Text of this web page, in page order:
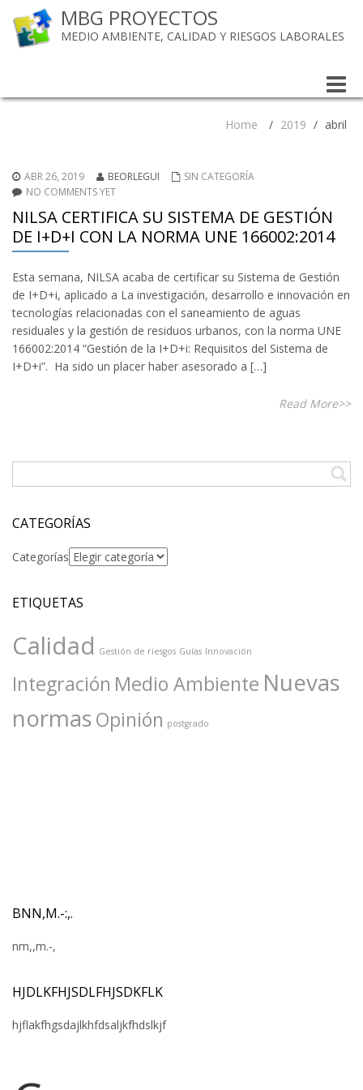
MBG PROYECTOS
MEDIO AMBIENTE, CALIDAD Y RIESGOS LABORALES
Toggle
Home
/ 2019 / abril
ABR 26, 2019 BEORLEGUI
SIN CATEGORÍA
NO COMMENTS YET
NILSA CERTIFICA SU SISTEMA DE GESTIÓN
DE I+D+I CON LA NORMA UNE 166002:2014
Esta semana, NILSA acaba de certificar su Sistema de Gestión
de I+D+i, aplicado a La investigación, desarrollo e innovación en
tecnologías relacionadas con el saneamiento de aguas
residuales y la gestión de residuos urbanos, con la norma UNE
166002:2014 “Gestión de la I+D+i: Requisitos del Sistema de
I+D+i”. Ha sido un placer haber asesorado a […]
Read More>>
CATEGORÍAS
Categorías
ETIQUETAS
Calidad Gestión de riesgos Guías Innovación
Integración Medio Ambiente Nuevas
normasOpinión postgrado
BNN,M.-:,.
nm,,m.-,
HJDLKFHJSDLFHJSDKFLK
hjflakfhgsdajlkhfdsaljkfhdslkjf